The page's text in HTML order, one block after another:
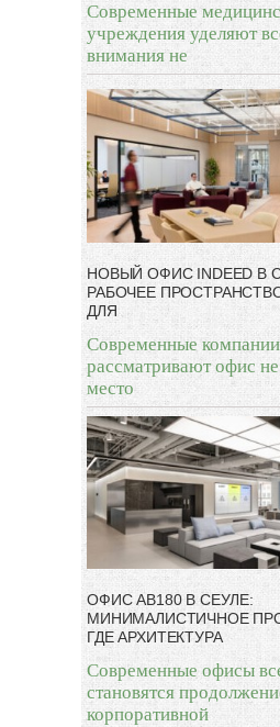
Современные
учреждения уделяют
внимания не
НОВЫЙ ОФИС INDEED В
РАБОЧЕЕ
ДЛЯ
Современные
рассматривают офис
место
ОФИС AB180 В СЕУЛЕ:
МИНИМАЛИСТИЧНОЕ
ГДЕ АРХИТЕКТУРА
Современные офисы
становятся
корпоративной